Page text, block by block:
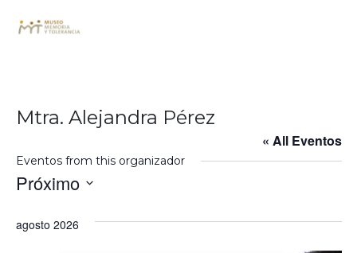
Mtra. Alejandra Pérez
« All Eventos
Eventos from this organizador
Próximo
fecha.
agosto 2026